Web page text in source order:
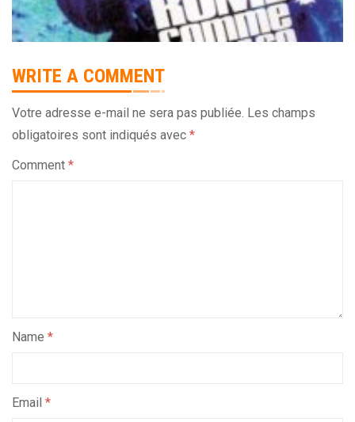
WRITE A COMMENT
Votre adresse e-mail ne sera pas publiée. Les champs
obligatoires sont indiqués avec *
Comment *
Name *
Email *